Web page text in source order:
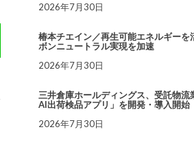
2026年7月30日
椿本チエイン／再生可能エネルギーを
ボンニュートラル実現を加速
2026年7月30日
三井倉庫ホールディングス、受託物流
AI出荷検品アプリ」を開発・導入開始
2026年7月30日